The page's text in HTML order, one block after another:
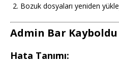
Bozuk dosyaları yeniden
Admin Bar Kayboldu
Hata Tanımı: